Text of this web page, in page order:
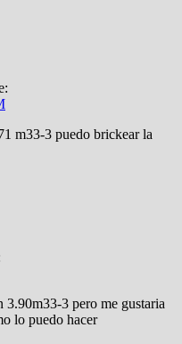
m33-3 puedo brickear la
3.90m33-3 pero me gustaria
lo puedo hacer